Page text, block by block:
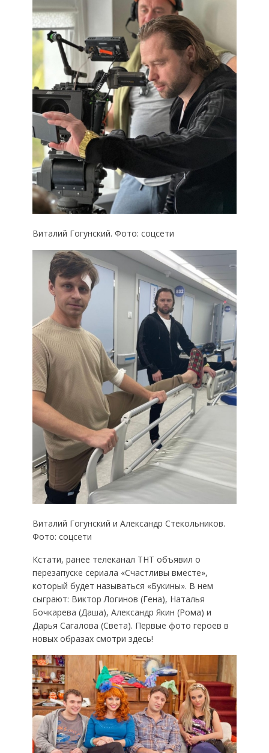
Виталий Гогунский. Фото: соцсети
Виталий Гогунский и Александр Стекольников.
Фото: соцсети
Кстати, ранее телеканал ТНТ объявил о
перезапуске сериала «Счастливы вместе»,
который будет называться «Букины». В нем
сыграют: Виктор Логинов (Гена), Наталья
Бочкарева (Даша), Александр Якин (Рома) и
Дарья Сагалова (Света). Первые фото героев в
новых образах смотри здесь!